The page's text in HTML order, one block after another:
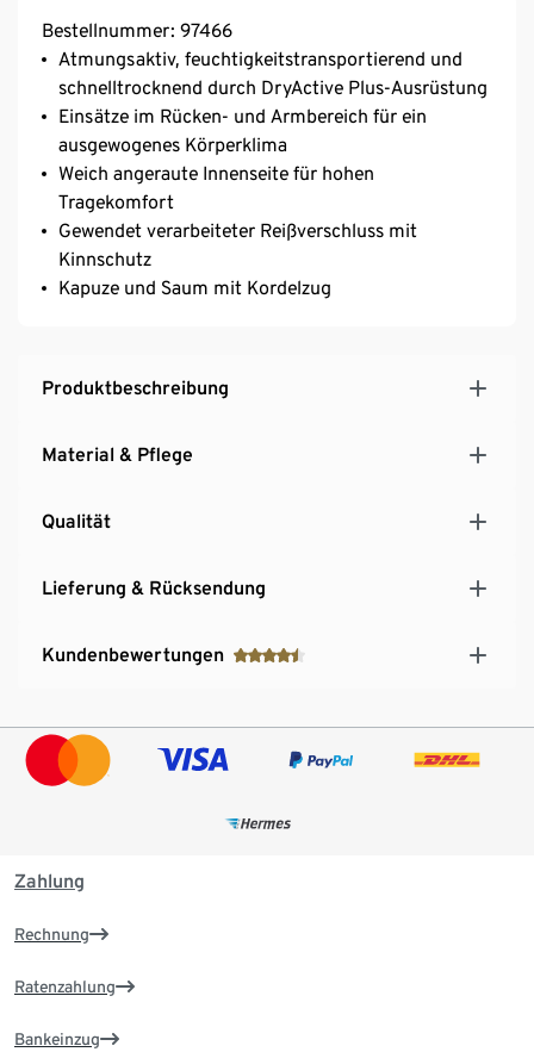
Bestellnummer: 97466
Atmungsaktiv, feuchtigkeitstransportierend und
schnelltrocknend durch DryActive Plus-Ausrüstung
Einsätze im Rücken- und Armbereich für ein
ausgewogenes Körperklima
Weich angeraute Innenseite für hohen
Tragekomfort
Gewendet verarbeiteter Reißverschluss mit
Kinnschutz
Kapuze und Saum mit Kordelzug
Produktbeschreibung
Material & Pflege
Qualität
Lieferung & Rücksendung
Kundenbewertungen
Zahlung
Rechnung
Ratenzahlung
Bankeinzug